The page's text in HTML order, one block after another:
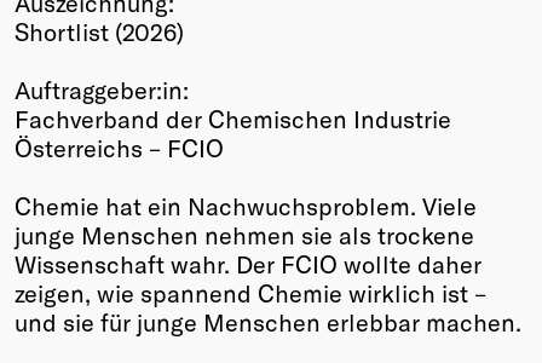
Winners
Past
Annual
Shortlist (2026)
Auftraggeber:in:
Fachverband der Chemischen Industrie
Österreichs – FCIO
Chemie hat ein Nachwuchsproblem. Viele
junge Menschen nehmen sie als trockene
Wissenschaft wahr. Der FCIO wollte daher
zeigen, wie spannend Chemie wirklich ist –
und sie für junge Menschen erlebbar machen.